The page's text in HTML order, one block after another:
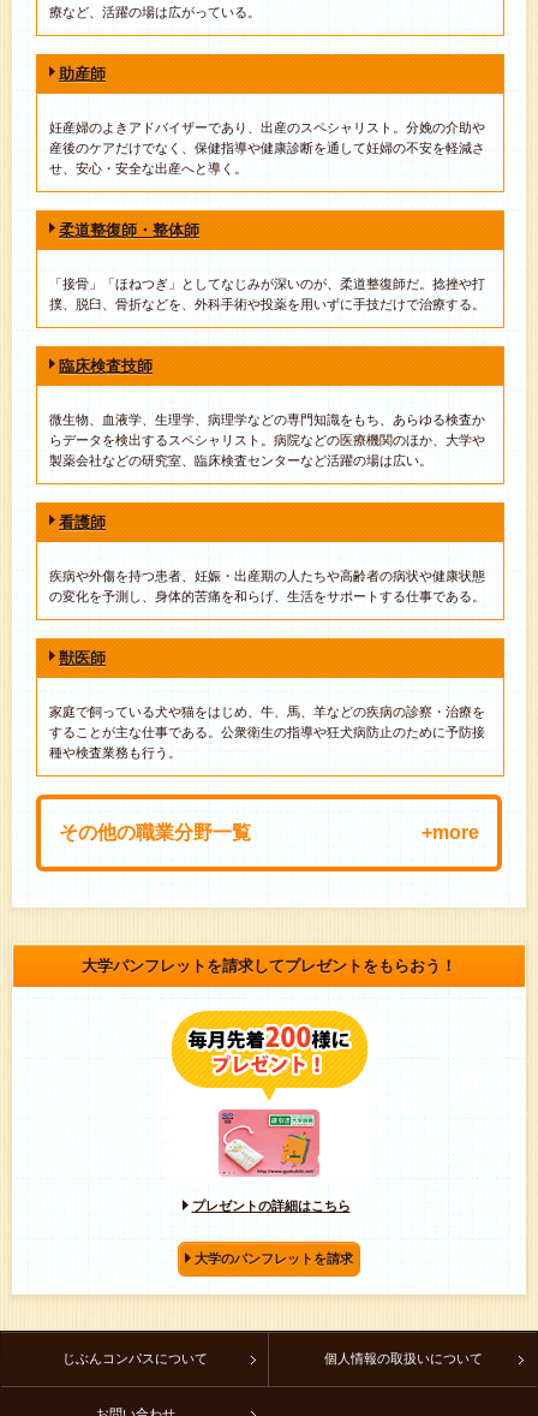
療など、活躍の場は広がっている。
助産師
妊産婦のよきアドバイザーであり、出産のスペシャリスト。分娩の介助や
産後のケアだけでなく、保健指導や健康診断を通して妊婦の不安を軽減さ
せ、安心・安全な出産へと導く。
柔道整復師・整体師
「接骨」「ほねつぎ」としてなじみが深いのが、柔道整復師だ。捻挫や打
撲、脱臼、骨折などを、外科手術や投薬を用いずに手技だけで治療する。
臨床検査技師
微生物、血液学、生理学、病理学などの専門知識をもち、あらゆる検査か
らデータを検出するスペシャリスト。病院などの医療機関のほか、大学や
製薬会社などの研究室、臨床検査センターなど活躍の場は広い。
看護師
疾病や外傷を持つ患者、妊娠・出産期の人たちや高齢者の病状や健康状態
の変化を予測し、身体的苦痛を和らげ、生活をサポートする仕事である。
獣医師
家庭で飼っている犬や猫をはじめ、牛、馬、羊などの疾病の診察・治療を
することが主な仕事である。公衆衛生の指導や狂犬病防止のために予防接
種や検査業務も行う。
その他の職業分野一覧
技術・技能的分野 専門的分野 教育の分野
販売・サービスの分野
マスコミ・ジャーナリズムの分野
芸術・デザインの分野 衛生関連の分野
大学パンフレットを請求してプレゼントをもらおう！
プレゼントの詳細はこちら
大学のパンフレットを請求
じぶんコンパスについて 個人情報の取扱いについて